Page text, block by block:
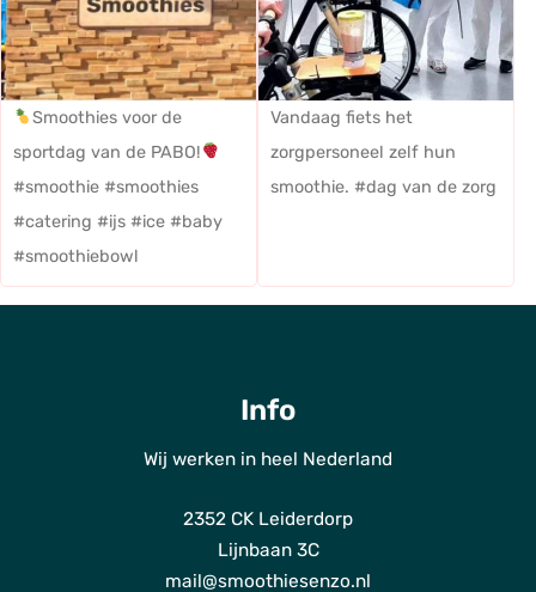
Smoothies voor de
sportdag van de PABO!
#smoothie #smoothies
#catering #ijs #ice #baby
#smoothiebowl
Vandaag fiets het
zorgpersoneel zelf hun
smoothie. #dag van de zorg
Info
Wij werken in heel Nederland
2352 CK Leiderdorp
Lijnbaan 3C
mail@smoothiesenzo.nl